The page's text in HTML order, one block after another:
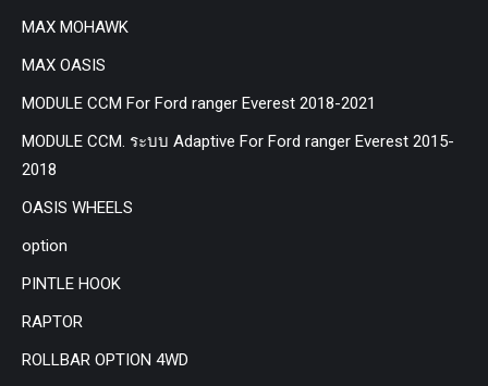
MAX MOHAWK
MAX OASIS
MODULE CCM For Ford ranger Everest 2018-2021
MODULE CCM. ระบบ Adaptive For Ford ranger Everest 2015-
2018
OASIS WHEELS
option
PINTLE HOOK
RAPTOR
ROLLBAR OPTION 4WD